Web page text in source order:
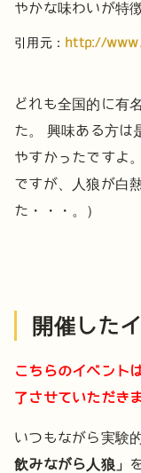
やかな味わいが特
引用元： http://
どれも全国的に有
た。
興味ある方は
やすかったですよ。
ですが、人狼が白
た・・・。）
開催した
こちらのイベント
了させていただき
いつもながら実験
飲みながら人狼」